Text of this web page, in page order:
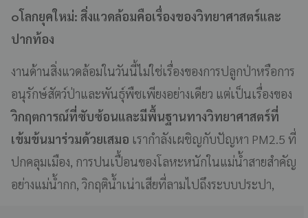
๐โลกยุคใหม่: สิ่งแวดล้อมคือเรื่องของวิทยาศาสตร์และ
ปากท้อง
งานด้านสิ่งแวดล้อมในวันนี้ไม่ใช่เรื่องของการปลูกป่าหรือการ
อนุรักษ์สัตว์ป่าและพันธุ์พืชเพียงอย่างเดียว แต่เป็นเรื่องของ
วิกฤตการณ์ที่ซับซ้อนและมีพื้นฐานทางวิทยาศาสตร์ที่
เข้มข้นมาร่วมด้วยเสมอ เรากำลังเผชิญกับปัญหา PM2.5 ที่
ปกคลุมเมือง, การปนเปื้อนของโลหะหนักในแม่น้ำสายสำคัญ
อย่างแม่น้ำกก, วิกฤติน้ำเน่าเสียที่ลามไปถึงระบบประปา,